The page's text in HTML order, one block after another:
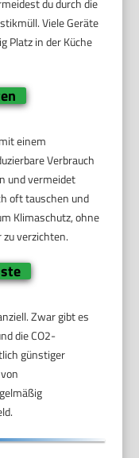
du durch die
Viele Geräte
Platz in der Küche
einem
Verbrauch
und vermeidet
oft tauschen und
Klimaschutz, ohne
verzichten.
Zwar gibt es
die CO2-
günstiger